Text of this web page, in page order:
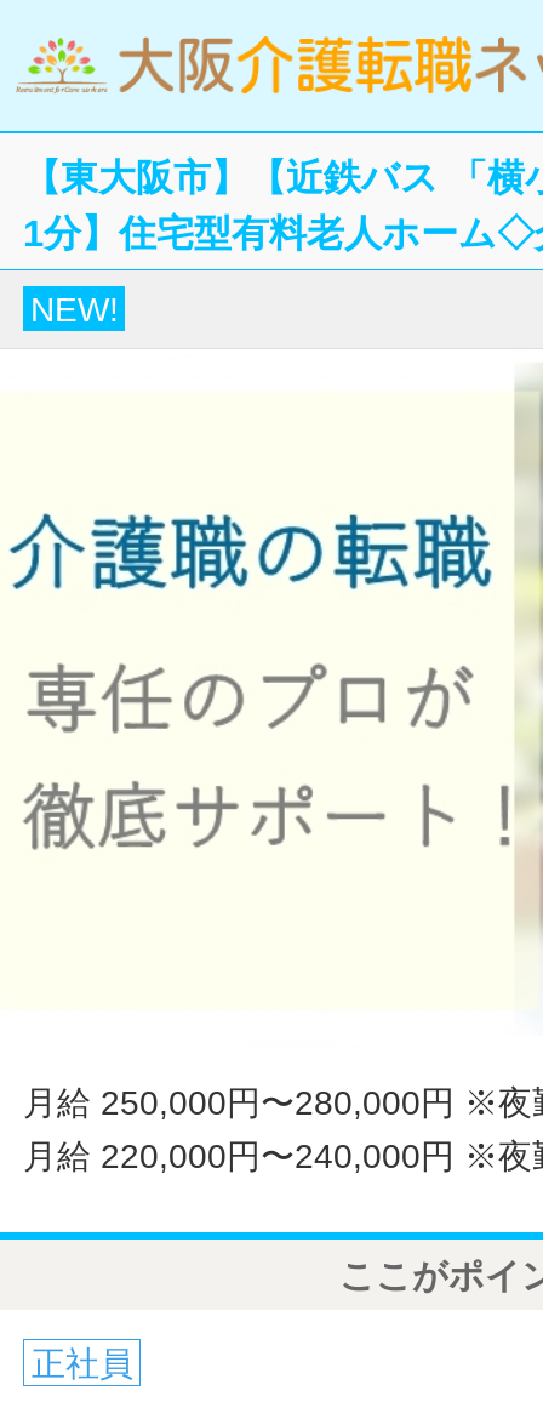
【東大阪市】【近鉄バス 「
1分】住宅型有料老人ホーム◇
NEW!
月給 250,000円〜280,000円 ※夜
月給 220,000円〜240,000円 ※夜
ここがポイ
正社員